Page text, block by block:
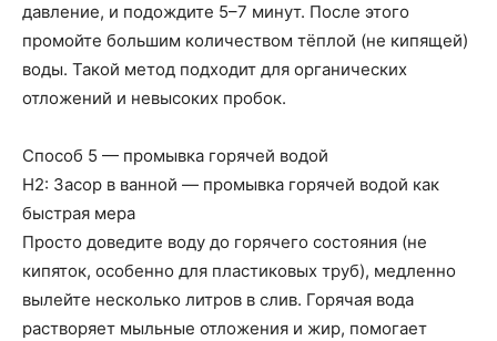
давление, и подождите 5–7 минут. После этого
промойте большим количеством тёплой (не кипящей)
воды. Такой метод подходит для органических
отложений и невысоких пробок.
Способ 5 — промывка горячей водой
H2: Засор в ванной — промывка горячей водой как
быстрая мера
Просто доведите воду до горячего состояния (не
кипяток, особенно для пластиковых труб), медленно
вылейте несколько литров в слив. Горячая вода
растворяет мыльные отложения и жир, помогает